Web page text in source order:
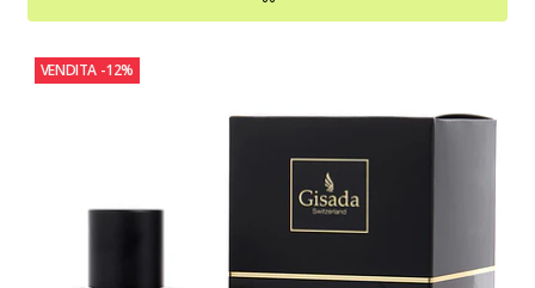
VENDITA -12%